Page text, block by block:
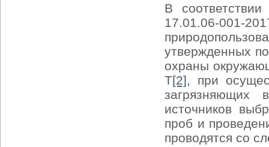
В
17.01.06-
утвержденных
охраны
Т[2] , при
загрязняющих
источников
проб и
проводятся со